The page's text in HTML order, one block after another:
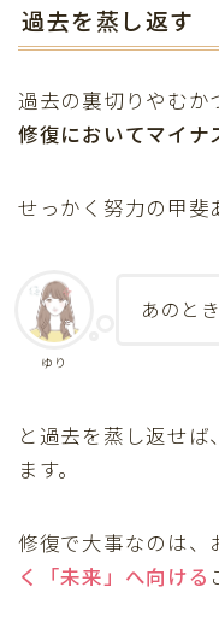
過去を蒸し返す
過去の裏切りやむか
修復においてマイナ
せっかく努力の甲斐
ゆり
あのと
と過去を蒸し返せば
ます。
修復で大事なのは、
く「未来」へ向ける